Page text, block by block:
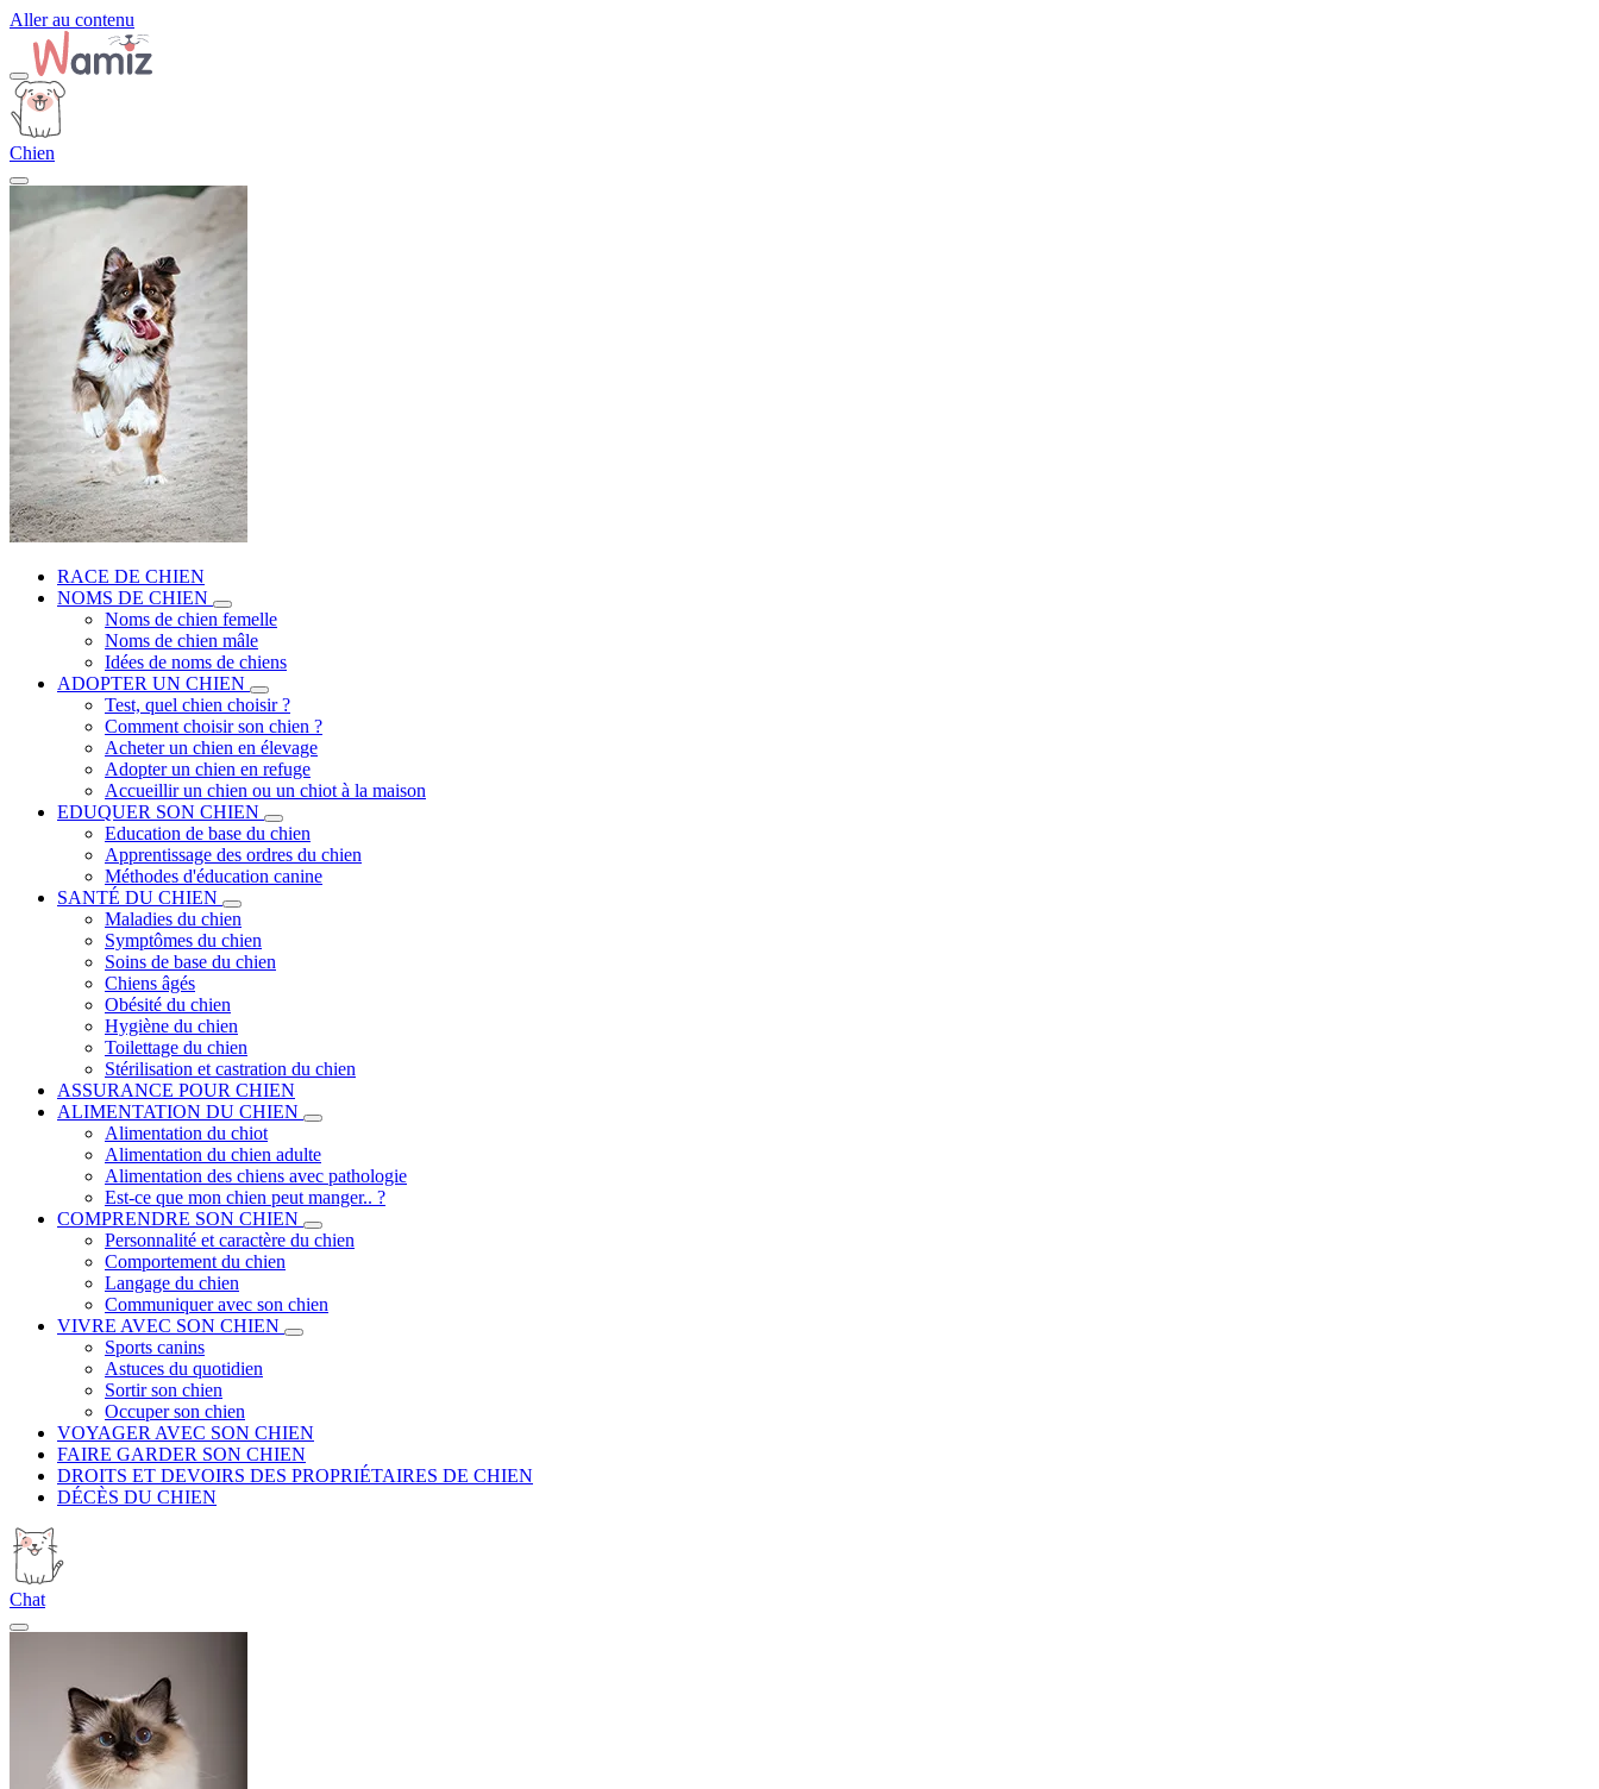
Aller au contenu
Chien
RACE DE CHIEN
NOMS DE CHIEN
Noms de chien femelle
Noms de chien mâle
Idées de noms de chiens
ADOPTER UN CHIEN
Test, quel chien choisir ?
Comment choisir son chien ?
Acheter un chien en élevage
Adopter un chien en refuge
Accueillir un chien ou un chiot à la maison
EDUQUER SON CHIEN
Education de base du chien
Apprentissage des ordres du chien
Méthodes d'éducation canine
SANTÉ DU CHIEN
Maladies du chien
Symptômes du chien
Soins de base du chien
Chiens âgés
Obésité du chien
Hygiène du chien
Toilettage du chien
Stérilisation et castration du chien
ASSURANCE POUR CHIEN
ALIMENTATION DU CHIEN
Alimentation du chiot
Alimentation du chien adulte
Alimentation des chiens avec pathologie
Est-ce que mon chien peut manger.. ?
COMPRENDRE SON CHIEN
Personnalité et caractère du chien
Comportement du chien
Langage du chien
Communiquer avec son chien
VIVRE AVEC SON CHIEN
Sports canins
Astuces du quotidien
Sortir son chien
Occuper son chien
VOYAGER AVEC SON CHIEN
FAIRE GARDER SON CHIEN
DROITS ET DEVOIRS DES PROPRIÉTAIRES DE CHIEN
DÉCÈS DU CHIEN
Chat